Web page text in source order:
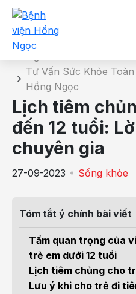
Chi tiết bài tư vấn
Tư Vấn Sức Khỏe
Hồng Ngọc
Lịch tiêm
đến 12 tuổi:
chuyên gia
27-09-2023 Sống khỏe
Tóm tắt ý chính bài viết
Tầm quan trọng của
trẻ em dưới 12 tuổi
Lịch tiêm chủng cho
Lưu ý khi cho trẻ đi